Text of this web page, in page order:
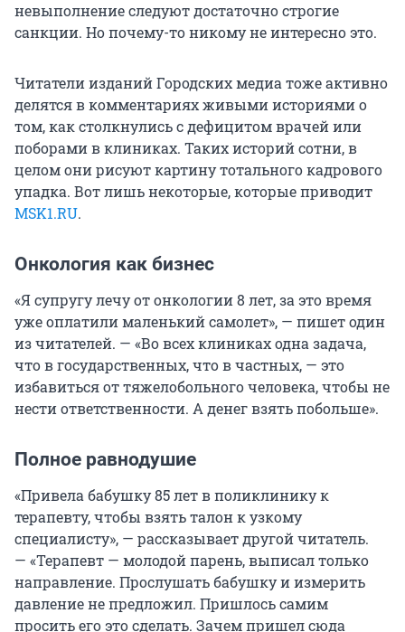
невыполнение следуют достаточно строгие
санкции. Но почему-то никому не интересно это.
Читатели изданий Городских медиа тоже активно
делятся в комментариях живыми историями о
том, как столкнулись с дефицитом врачей или
поборами в клиниках. Таких историй сотни, в
целом они рисуют картину тотального кадрового
упадка. Вот лишь некоторые, которые приводит
MSK1.RU.
Онкология как бизнес
«Я супругу лечу от онкологии 8 лет, за это время
уже оплатили маленький самолет», — пишет один
из читателей. — «Во всех клиниках одна задача,
что в государственных, что в частных, — это
избавиться от тяжелобольного человека, чтобы не
нести ответственности. А денег взять побольше».
Полное равнодушие
«Привела бабушку 85 лет в поликлинику к
терапевту, чтобы взять талон к узкому
специалисту», — рассказывает другой читатель.
— «Терапевт — молодой парень, выписал только
направление. Прослушать бабушку и измерить
давление не предложил. Пришлось самим
просить его это сделать. Зачем пришел сюда